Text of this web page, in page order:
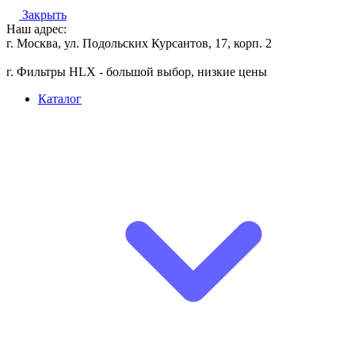
Закрыть
Наш адрес:
г. Москва, ул. Подольских Курсантов, 17, корп. 2
г. Фильтры HLX - большой выбор, низкие цены
Каталог